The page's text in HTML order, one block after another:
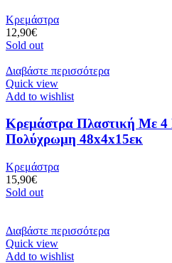
Κρεμάστρα
12,90€
Sold out
Διαβάστε περισσότερα
Quick view
Add to wishlist
Κρεμάστρα Πλαστική Με 4
Πολύχρωμη 48x4x15εκ
Κρεμάστρα
15,90€
Sold out
Διαβάστε περισσότερα
Quick view
Add to wishlist